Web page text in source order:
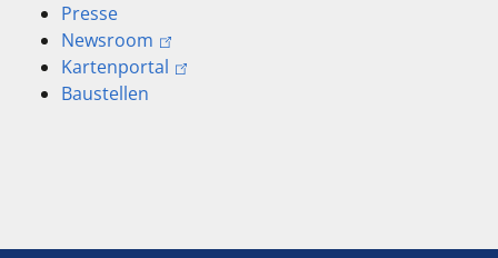
Presse
Newsroom
Kartenportal
Baustellen